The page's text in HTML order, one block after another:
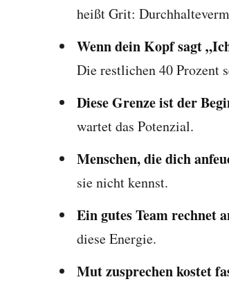
heißt Grit:
Wenn dein Kopf sagt
Die restlichen 40 Prozent
Diese Grenze ist der
wartet das Potenzial.
Menschen, die dich
sie nicht kennst.
Ein gutes Team rechnet
diese Energie.
Mut zusprechen kostet